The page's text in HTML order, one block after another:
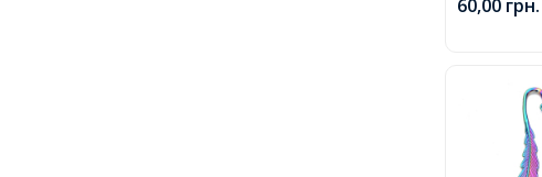
20мм,
60,00 грн.